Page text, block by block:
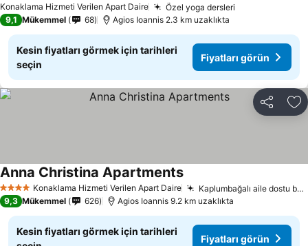
Konaklama Hizmeti Verilen Apart Daire Özel yoga dersleri
9,1 Mükemmel 68 Agios Ioannis 2.3 km uzaklıkta
Kesin fiyatları görmek için tarihleri
seçin
Fiyatları görün
Paylaş
4 Yıldız Konaklama Hizmeti Verilen Apart Daire Kaplumbağalı aile dostu bahçe
Anna Christina ApartmentsFiyatları görün
9,3 Mükemmel 626 Agios Ioannis 9.2 km uzaklıkta
Kesin fiyatları görmek için tarihleri
Fiyatları görün